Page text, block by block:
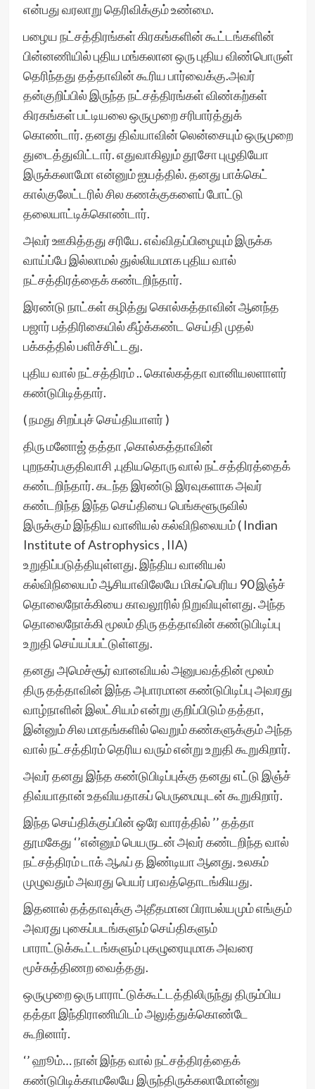
என்பது வரலாறு தெரிவிக்கும் உண்மை.
பழைய நட்சத்திரங்கள் கிரகங்களின் கூட்டங்களின்
பின்னணியில் புதிய மங்கலான ஒரு புதிய விண்பொருள்
தெரிந்தது தத்தாவின் கூரிய பார்வைக்கு.அவர்
தன்குறிப்பில் இருந்த நட்சத்திரங்கள் விண்கற்கள்
கிரகங்கள் பட்டியலை ஒருமுறை சரிபார்த்துக்
கொண்டார். தனது திவ்யாவின் லென்சையும் ஒருமுறை
துடைத்துவிட்டார். எதுவாகிலும் தூசோ புழுதியோ
இருக்கலாமோ என்னும் ஐயத்தில். தனது பாக்கெட்
கால்குலேட்டரில் சில கணக்குகளைப் போட்டு
தலையாட்டிக்கொண்டார்.
அவர் ஊகித்தது சரியே. எவ்விதப்பிழையும் இருக்க
வாய்ப்பே இல்லாமல் துல்லியமாக புதிய வால்
நட்சத்திரத்தைக் கண்டறிந்தார்.
இரண்டு நாட்கள் கழித்து கொல்கத்தாவின் ஆனந்த
பஜார் பத்திரிகையில் கீழ்க்கண்ட செய்தி முதல்
பக்கத்தில் பளிச்சிட்டது.
புதிய வால் நட்சத்திரம் .. கொல்கத்தா வானியலளாளர்
கண்டுபிடித்தார்.
( நமது சிறப்புச் செய்தியாளர் )
திரு மனோஜ் தத்தா ,கொல்கத்தாவின்
புறநகர்பகுதிவாசி ,புதியதொரு வால் நட்சத்திரத்தைக்
கண்டறிந்தார். கடந்த இரண்டு இரவுகளாக அவர்
கண்டறிந்த இந்த செய்தியை பெங்களூருவில்
இருக்கும் இந்திய வானியல் கல்விநிலையம் ( Indian
Institute of Astrophysics , IIA)
உறுதிப்படுத்தியுள்ளது. இந்திய வானியல்
கல்விநிலையம் ஆசியாவிலேயே மிகப்பெரிய 90 இஞ்ச்
தொலைநோக்கியை காவலூரில் நிறுவியுள்ளது. அந்த
தொலைநோக்கி மூலம் திரு தத்தாவின் கண்டுபிடிப்பு
உறுதி செய்யப்பட்டுள்ளது.
தனது அமெச்சூர் வானவியல் அனுபவத்தின் மூலம்
திரு தத்தாவின் இந்த அபாரமான கண்டுபிடிப்பு அவரது
வாழ்நாளின் இலட்சியம் என்று குறிப்பிடும் தத்தா,
இன்னும் சில மாதங்களில் வெறும் கண்களுக்கும் அந்த
வால் நட்சத்திரம் தெரிய வரும் என்று உறுதி கூறுகிறார்.
அவர் தனது இந்த கண்டுபிடிப்புக்கு தனது எட்டு இஞ்ச்
திவ்யாதான் உதவியதாகப் பெருமையுடன் கூறுகிறார்.
இந்த செய்திக்குப்பின் ஒரே வாரத்தில் ’’ தத்தா
தூமகேது ‘’என்னும் பெயருடன் அவர் கண்டறிந்த வால்
நட்சத்திரம் டாக் ஆஃப் த இண்டியா ஆனது. உலகம்
முழுவதும் அவரது பெயர் பரவத்தொடங்கியது.
இதனால் தத்தாவுக்கு அதீதமான பிராபல்யமும் எங்கும்
அவரது புகைப்படங்களும் செய்திகளும்
பாராட்டுக்கூட்டங்களும் புகழுரையுமாக அவரை
மூச்சுத்திணற வைத்தது.
ஒருமுறை ஒரு பாராட்டுக்கூட்டத்திலிருந்து திரும்பிய
தத்தா இந்திராணியிடம் அலுத்துக்கொண்டே
கூறினார்.
‘’ ஹூம்… நான் இந்த வால் நட்சத்திரத்தைக்
கண்டுபிடிக்காமலேயே இருந்திருக்கலாமோன்னு